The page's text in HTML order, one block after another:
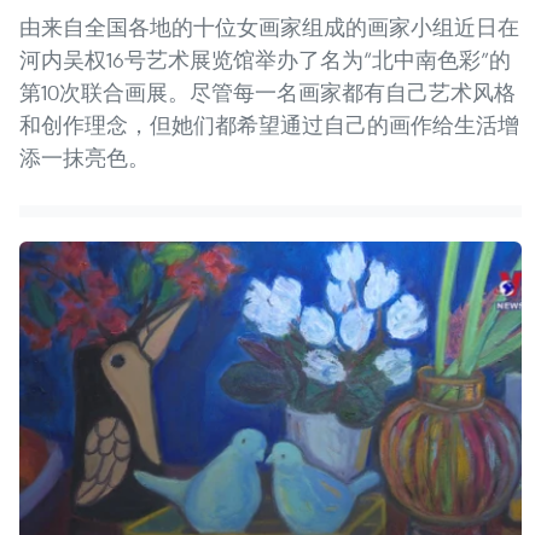
由来自全国各地的十位女画家组成的画家小组近日在
河内吴权16号艺术展览馆举办了名为“北中南色彩”的
第10次联合画展。尽管每一名画家都有自己艺术风格
和创作理念，但她们都希望通过自己的画作给生活增
添一抹亮色。